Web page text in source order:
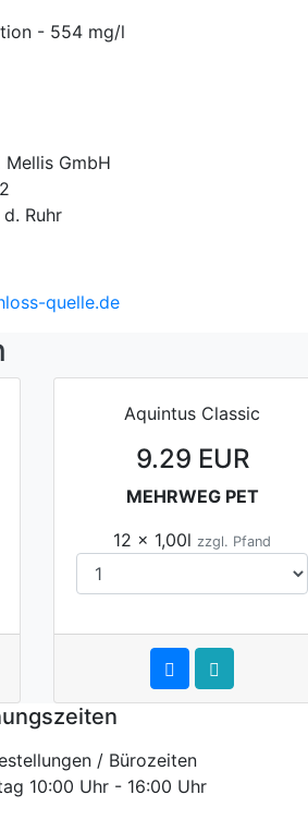
- 554 mg/l
Mellis GmbH
Ruhr
quelle.de
Aquintus Classic
9.29 EUR
MEHRWEG PET
12 x 1,00l zzgl. Pfand
/ Bürozeiten
10:00 Uhr - 16:00 Uhr